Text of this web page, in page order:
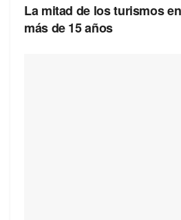
La mitad de los turismos
más de 15 años